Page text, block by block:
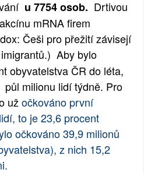
u 7754 osob. Drtivou
mRNA firem
Češi pro přežití závisejí
Aby bylo
obyvatelstva ČR do léta,
milionu lidí týdně. Pro
už očkováno první
to je 23,6 procent
očkováno 39,9 milionů
z nich 15,2